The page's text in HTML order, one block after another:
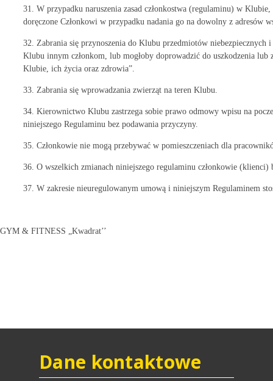
31. W przypadku naruszenia zasad członkostwa (regulaminu) w
doręczone Członkowi w przypadku nadania go na dowolny z adresów
32. Zabrania się przynoszenia do Klubu przedmiotów
Klubu innym członkom, lub mogłoby doprowadzić do uszkodzenia lub
Klubie, ich życia oraz zdrowia”.
33. Zabrania się wprowadzania zwierząt na teren Klubu.
34. Kierownictwo Klubu zastrzega sobie prawo odmowy wpisu na
niniejszego Regulaminu bez podawania przyczyny.
35. Członkowie nie mogą przebywać w pomieszczeniach dla
36. O wszelkich zmianach niniejszego regulaminu członkowie
37. W zakresie nieuregulowanym umową i niniejszym Regulaminem
GYM & FITNESS „Kwadrat’’
Dane kontaktowe